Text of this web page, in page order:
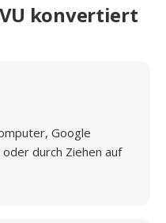
konvertiert
Google
durch Ziehen auf